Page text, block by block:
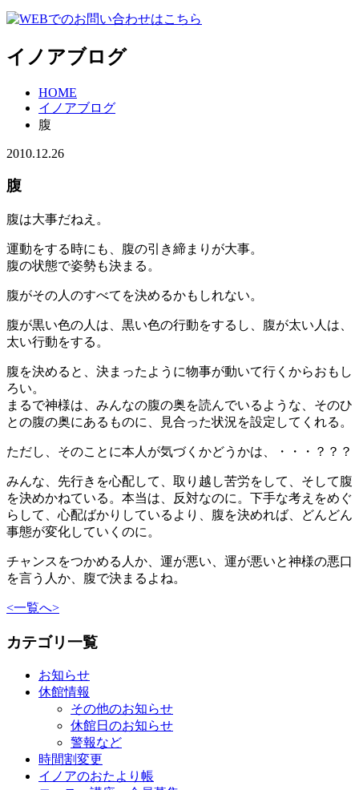
イノアブログ
HOME
イノアブログ
腹
2010.12.26
腹
腹は大事だねえ。
運動をする時にも、腹の引き締まりが大事。
腹の状態で姿勢も決まる。
腹がその人のすべてを決めるかもしれない。
腹が黒い色の人は、黒い色の行動をするし、腹が太い人は、
太い行動をする。
腹を決めると、決まったように物事が動いて行くからおもし
ろい。
まるで神様は、みんなの腹の奥を読んでいるような、そのひ
との腹の奥にあるものに、見合った状況を設定してくれる。
ただし、そのことに本人が気づくかどうかは、・・・？？？
みんな、先行きを心配して、取り越し苦労をして、そして腹
を決めかねている。本当は、反対なのに。下手な考えをめぐ
らして、心配ばかりしているより、腹を決めれば、どんどん
事態が変化していくのに。
チャンスをつかめる人か、運が悪い、運が悪いと神様の悪口
を言う人か、腹で決まるよね。
<一覧へ>
カテゴリ一覧
お知らせ
休館情報
その他のお知らせ
休館日のお知らせ
警報など
時間割変更
イノアのおたより帳